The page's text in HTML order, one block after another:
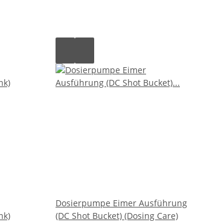
Dosierpumpe Eimer Ausführung
(DC Shot Bucket) (Dosing Care)